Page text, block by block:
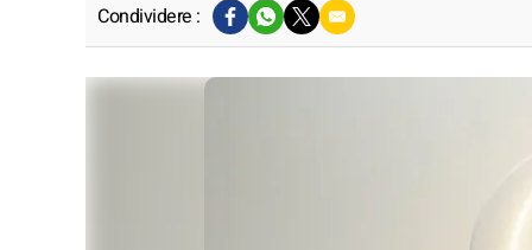
Condividere :